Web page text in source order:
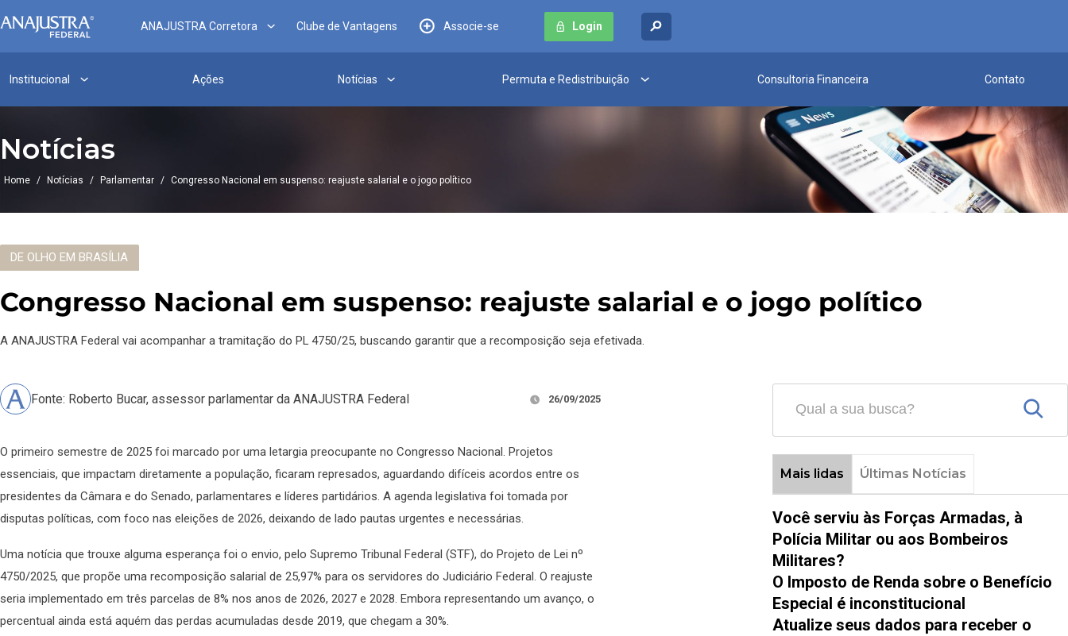
ANAJUSTRA Corretora Clube de Vantagens Associe-se Login
Institucional Ações Notícias Permuta e Redistribuição Consultoria Financeira Contato
Notícias
Home / Notícias / Parlamentar / Congresso Nacional em suspenso: reajuste salarial e o jogo político
DE OLHO EM BRASÍLIA
Congresso Nacional em suspenso: reajuste salarial e o jogo político
A ANAJUSTRA Federal vai acompanhar a tramitação do PL 4750/25, buscando garantir que a recomposição seja efetivada.
Fonte: Roberto Bucar, assessor parlamentar da ANAJUSTRA Federal 26/09/2025
O primeiro semestre de 2025 foi marcado por uma letargia preocupante no Congresso Nacional. Projetos
essenciais, que impactam diretamente a população, ficaram represados, aguardando difíceis acordos entre os
presidentes da Câmara e do Senado, parlamentares e líderes partidários. A agenda legislativa foi tomada por
disputas políticas, com foco nas eleições de 2026, deixando de lado pautas urgentes e necessárias.
Uma notícia que trouxe alguma esperança foi o envio, pelo Supremo Tribunal Federal (STF), do Projeto de Lei nº
4750/2025, que propõe uma recomposição salarial de 25,97% para os servidores do Judiciário Federal. O reajuste
seria implementado em três parcelas de 8% nos anos de 2026, 2027 e 2028. Embora representando um avanço, o
percentual ainda está aquém das perdas acumuladas desde 2019, que chegam a 30%.
Mais lidas Últimas Notícias
Você serviu às Forças Armadas, à
Polícia Militar ou aos Bombeiros
Militares?
O Imposto de Renda sobre o Benefício
Especial é inconstitucional
Atualize seus dados para receber o